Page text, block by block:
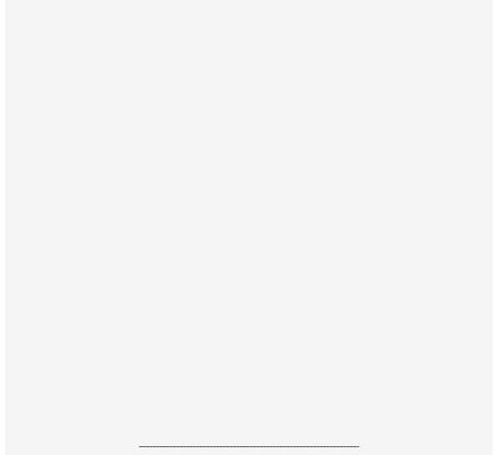
------------------------------------------------------------------